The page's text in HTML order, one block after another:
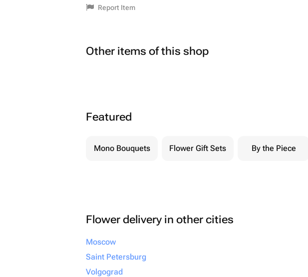
Report Item
Other items of this shop
Featured
Mono Bouquets Flower Gift Sets By the Piece
Flower delivery in other cities
Moscow
Saint Petersburg
Volgograd